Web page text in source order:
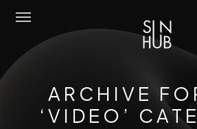
Chi SiamoARCHIVE
‘VIDEO’